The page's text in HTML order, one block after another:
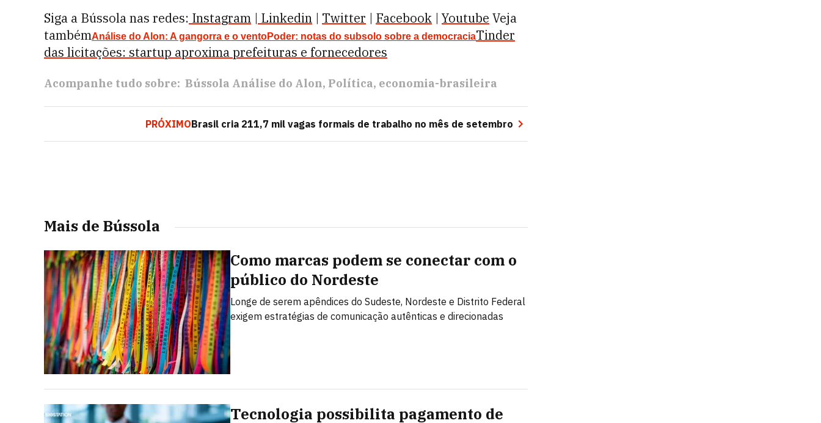
Siga a Bússola nas redes: Instagram | Linkedin | Twitter | Facebook | Youtube Veja
tambémAnálise do Alon: A gangorra e o ventoPoder: notas do subsolo sobre a democraciaTinder
das licitações: startup aproxima prefeituras e fornecedores
Acompanhe tudo sobre: Bússola Análise do Alon Política economia-brasileira
PRÓXIMOBrasil cria 211,7 mil vagas formais de trabalho no mês de setembro
Mais de Bússola
Como marcas podem se conectar com o
público do Nordeste
Longe de serem apêndices do Sudeste, Nordeste e Distrito Federal
exigem estratégias de comunicação autênticas e direcionadas
Tecnologia possibilita pagamento de